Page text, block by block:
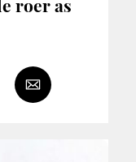
roer as